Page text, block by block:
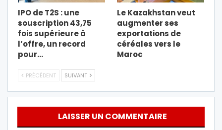
IPO de T2S : une
souscription 43,75
fois supérieure à
l’offre, un record
pour…
Le Kazakhstan veut
augmenter ses
exportations de
céréales vers le
Maroc
PRÉCÉDENT SUIVANT
LAISSER UN COMMENTAIRE